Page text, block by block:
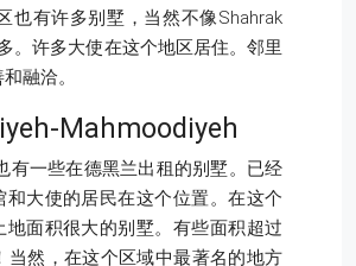
也有许多别墅，当然不像Shahrak
。许多大使在这个地区居住。邻里
融洽。
Mahmoodiyeh
有一些在德黑兰出租的别墅。已经
和大使的居民在这个位置。在这个
地面积很大的别墅。有些面积超过
当然，在这个区域中最著名的地方